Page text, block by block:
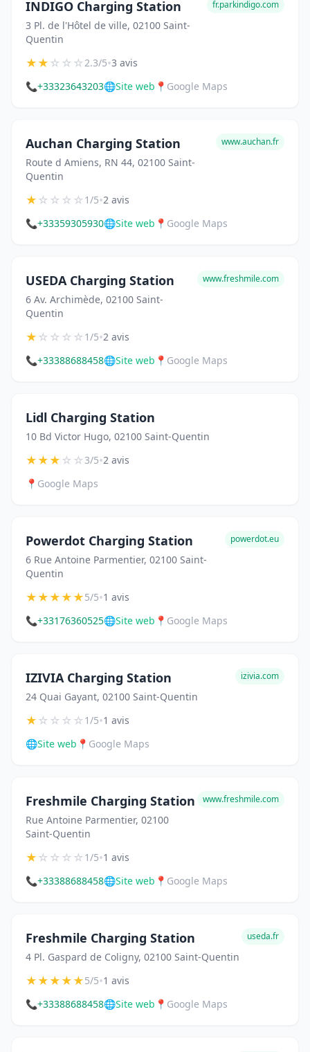
INDIGO Charging Station
3 Pl. de l'Hôtel de ville, 02100 Saint-
Quentin
fr.parkindigo.com
★★☆☆☆2.3/5•3 avis
📞+33323643203🌐Site web 📍 Google Maps
Auchan Charging Station
Route d Amiens, RN 44, 02100 Saint-
Quentin
www.auchan.fr
★☆☆☆☆1/5•2 avis
📞+33359305930🌐Site web 📍 Google Maps
USEDA Charging Station
6 Av. Archimède, 02100 Saint-
Quentin
www.freshmile.com
★☆☆☆☆1/5•2 avis
📞+33388688458🌐Site web 📍 Google Maps
Lidl Charging Station
10 Bd Victor Hugo, 02100 Saint-Quentin
★★★☆☆3/5•2 avis
📍 Google Maps
Powerdot Charging Station
6 Rue Antoine Parmentier, 02100 Saint-
Quentin
powerdot.eu
★★★★★5/5•1 avis
📞+33176360525🌐Site web 📍 Google Maps
IZIVIA Charging Station
24 Quai Gayant, 02100 Saint-Quentin
izivia.com
★☆☆☆☆1/5•1 avis
🌐Site web 📍 Google Maps
Freshmile Charging Station
Rue Antoine Parmentier, 02100
Saint-Quentin
www.freshmile.com
★☆☆☆☆1/5•1 avis
📞+33388688458🌐Site web 📍 Google Maps
Freshmile Charging Station
4 Pl. Gaspard de Coligny, 02100 Saint-Quentin
useda.fr
★★★★★5/5•1 avis
📞+33388688458🌐Site web 📍 Google Maps